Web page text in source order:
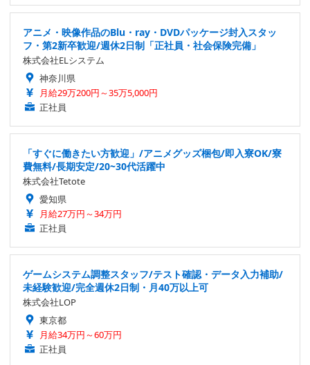
アニメ・映像作品のBlu・ray・DVDパッケージ封入スタッ
フ・第2新卒歓迎/週休2日制「正社員・社会保険完備」
株式会社ELシステム
神奈川県
月給29万200円～35万5,000円
正社員
「すぐに働きたい方歓迎」/アニメグッズ梱包/即入寮OK/寮
費無料/長期安定/20~30代活躍中
株式会社Tetote
愛知県
月給27万円～34万円
正社員
ゲームシステム調整スタッフ/テスト確認・データ入力補助/
未経験歓迎/完全週休2日制・月40万以上可
株式会社LOP
東京都
月給34万円～60万円
正社員